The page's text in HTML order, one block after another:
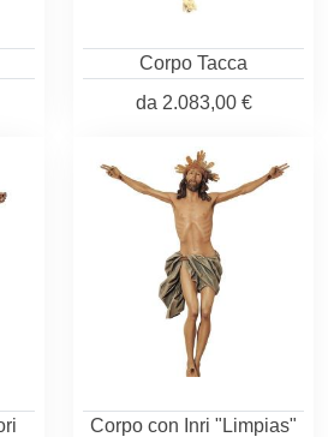
Corpo Tacca
da 2.083,00 €
Corpo con Inri "Limpias"